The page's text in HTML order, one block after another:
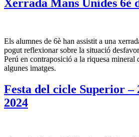
Xerrada Mans Unides 6è
Els alumnes de 6è han assistit a una
pogut reflexionar sobre la situació
Perú en contraposició a la riquesa mineral
algunes imatges.
Festa del cicle Superior –
2024